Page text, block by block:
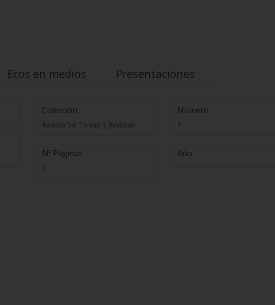
Ecos en medios Presentaciones
Colección
Revista Sal Terrae | Revistas
Nº Páginas
0
Número
1
Año